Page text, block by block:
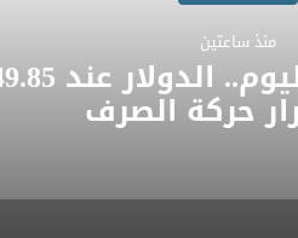
منذ ساعتين
حركة الصرف